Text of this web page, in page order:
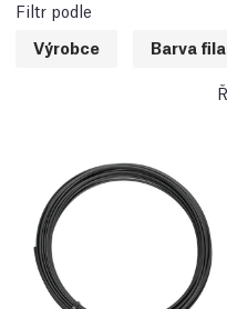
Filtr podle
Výrobce
Barva